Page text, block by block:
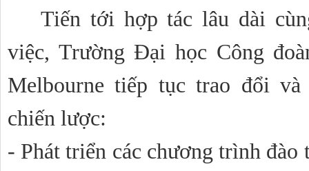
Tiến tới hợp tác lâu dài
việc, Trường Đại học Công
Melbourne tiếp tục trao đổi và
chiến lược:
- Phát triển các chương trình